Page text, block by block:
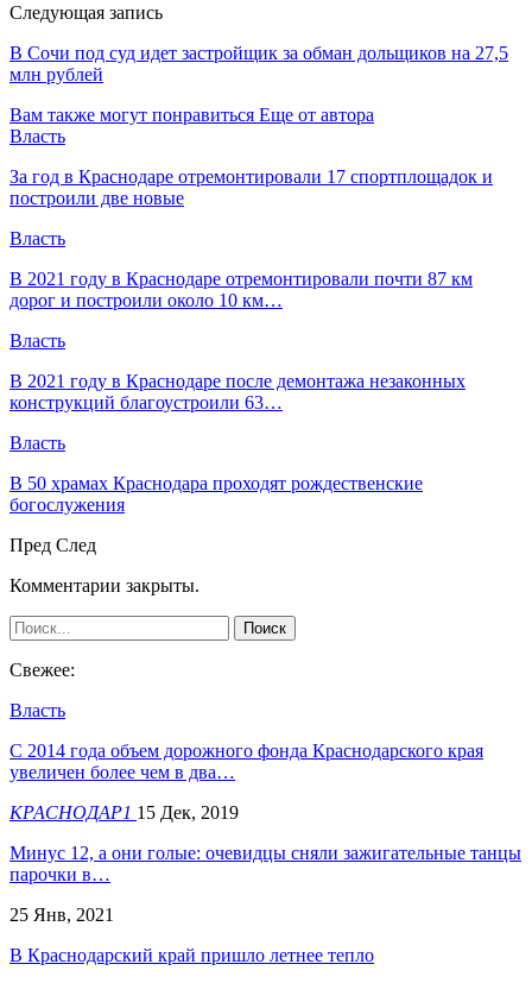
Следующая запись
В Сочи под суд идет застройщик за обман дольщиков на 27,5
млн рублей
Вам также могут понравиться Еще от автора
Власть
За год в Краснодаре отремонтировали 17 спортплощадок и
построили две новые
Власть
В 2021 году в Краснодаре отремонтировали почти 87 км
дорог и построили около 10 км…
Власть
В 2021 году в Краснодаре после демонтажа незаконных
конструкций благоустроили 63…
Власть
В 50 храмах Краснодара проходят рождественские
богослужения
Пред След
Комментарии закрыты.
Свежее:
Власть
С 2014 года объем дорожного фонда Краснодарского края
увеличен более чем в два…
КРАСНОДАР1 15 Дек, 2019
Минус 12, а они голые: очевидцы сняли зажигательные танцы
парочки в…
25 Янв, 2021
В Краснодарский край пришло летнее тепло